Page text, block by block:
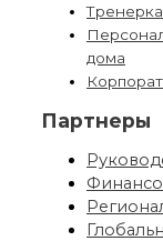
Тренерка
дома
Партнеры